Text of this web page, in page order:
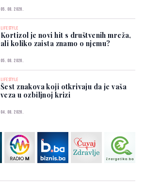
05. 08. 2026.
LIFESTYLE
Kortizol je novi hit s društvenih mreža,
ali koliko zaista znamo o njemu?
05. 08. 2026.
LIFESTYLE
Šest znakova koji otkrivaju da je vaša
veza u ozbiljnoj krizi
04. 08. 2026.